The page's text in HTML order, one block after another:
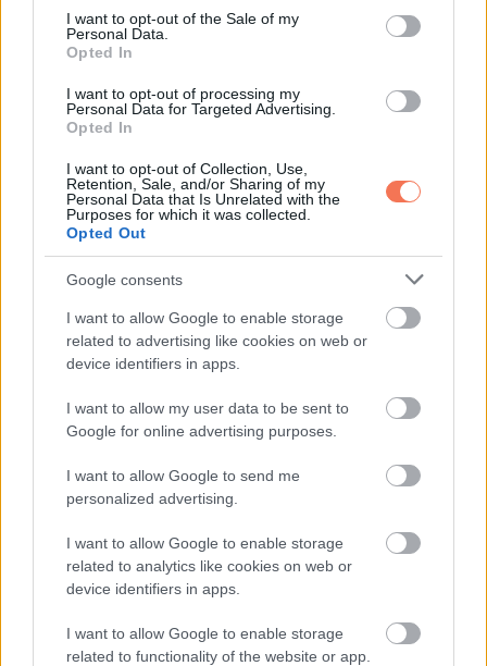
consent section.
I want to opt-out of the Sale of my
Personal Data.
Opted In
I want to opt-out of processing my
Personal Data for Targeted Advertising.
Opted In
I want to opt-out of Collection, Use,
Retention, Sale, and/or Sharing of my
Personal Data that Is Unrelated with the
Purposes for which it was collected.
Opted Out
Google consents
I want to allow Google to enable storage
related to advertising like cookies on web or
device identifiers in apps.
I want to allow my user data to be sent to
Google for online advertising purposes.
I want to allow Google to send me
personalized advertising.
I want to allow Google to enable storage
related to analytics like cookies on web or
device identifiers in apps.
I want to allow Google to enable storage
related to functionality of the website or app.
és a „sok szerencsét” beírása után gördítesz lejjebb!
Mérleg (szeptember 23. – október
A Mérlegek számára jövő héten a harmónia és az anyagi
gyarapodás kerül előtérbe. Egy váratlan ajándék vagy
nyeremény érkezhet, amely boldoggá tesz. A
ennek anyagi vonzata is lesz. Egy régóta húzódó projekt
most végre befejeződik, és komoly bevételt hozhat. Ha
vállalkozásban gondolkodsz, ez a hét különösen kedvező
lesz az indulásra. Egy barát vagy ismerős révén új anyagi
forrást találhatsz. Az ingatlanügyletekben most szerencsés
fordulat várható, ha ügyesen tárgyalsz. A héten érdemes
figyelni az apró lehetőségekre, mert azok rejthetik a
legnagyobb sikert. Egy régi adósság rendezése
harmónia megteremtése lesz a kulcs, ezért érdemes
figyelmesen tervezni. Az intuíciód segít abban, hogy a
kedvelés és a „sok szerencsét” beírása után gördítesz